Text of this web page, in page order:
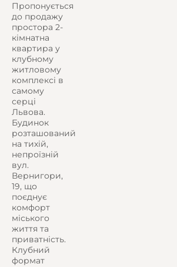
Пропонується
до продажу
простора 2-
кімнатна
квартира у
клубному
житловому
комплексі в
самому
серці
Львова.
Будинок
розташований
на тихій,
непроїзній
вул.
Вернигори,
19, що
поєднує
комфорт
міського
життя та
приватність.
Клубний
формат